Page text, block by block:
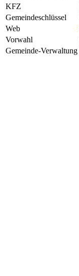
KFZ
Gemeindeschlüssel
Web
Vorwahl
Gemeinde-Verwaltung